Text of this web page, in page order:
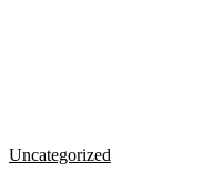
Uncategorized